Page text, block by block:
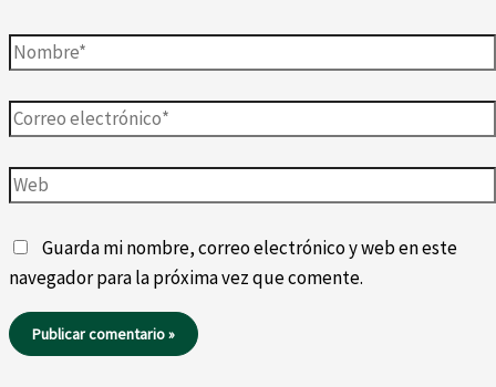
Nombre*
Correo
electrónico*
Web
Guarda mi nombre, correo electrónico y web en este
navegador para la próxima vez que comente.